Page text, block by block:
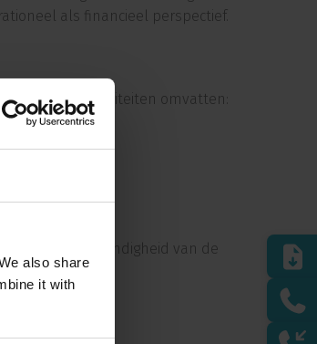
also share
it with
als financieel perspectief.
De kernactiviteiten omvatten:
toekomstbestendigheid van de